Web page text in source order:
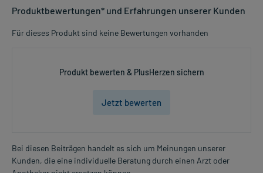
Produktbewertungen* und Erfahrungen unserer Kunden
Für dieses Produkt sind keine Bewertungen vorhanden
Produkt bewerten & PlusHerzen sichern
Jetzt bewerten
Bei diesen Beiträgen handelt es sich um Meinungen unserer
Kunden, die eine individuelle Beratung durch einen Arzt oder